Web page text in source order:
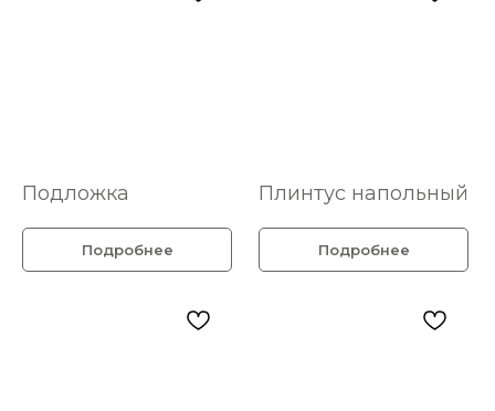
Подложка
Подробнее
Плинтус напольный
Подробнее